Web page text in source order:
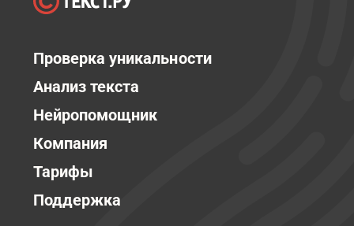
Проверка уникальности
Анализ текста
Нейропомощник
Компания
Тарифы
Поддержка